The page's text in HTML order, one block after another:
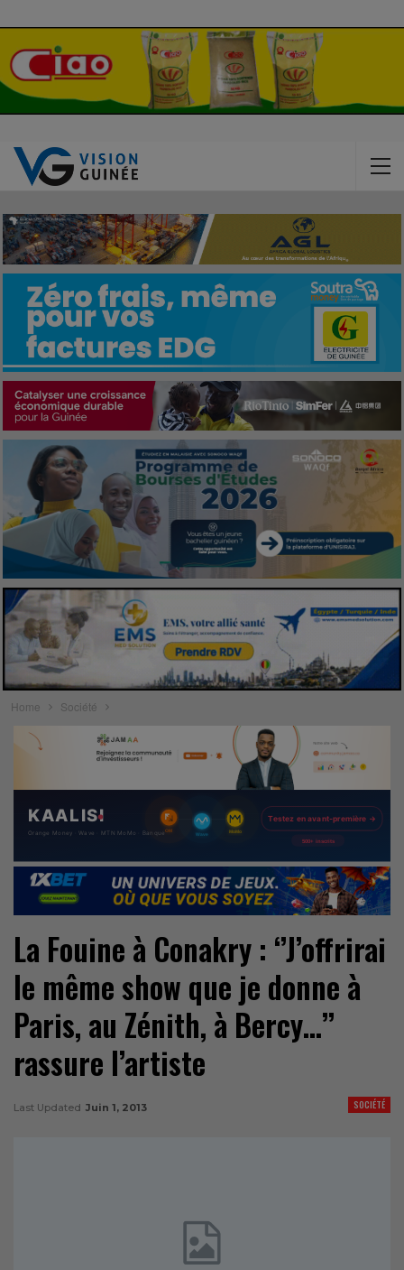
Home Société
La Fouine à Conakry : ‘’J’offrirai
le même show que je donne à
Paris, au Zénith, à Bercy…’’
rassure l’artiste
SOCIÉTÉ
Last Updated Juin 1, 2013